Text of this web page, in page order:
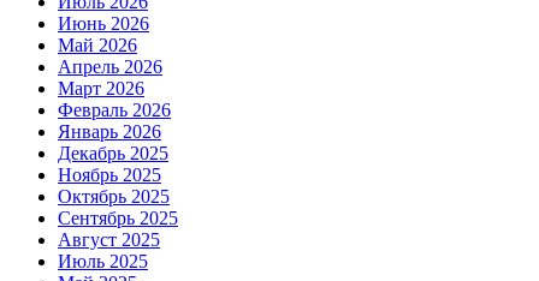
Июнь 2026
Май 2026
Апрель 2026
Март 2026
Февраль 2026
Январь 2026
Декабрь 2025
Ноябрь 2025
Октябрь 2025
Сентябрь 2025
Август 2025
Июль 2025